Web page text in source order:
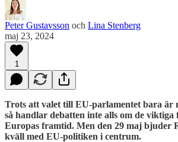
Peter Gustavsson och Lina Stenberg
maj 23, 2024
1
Trots att valet till EU-parlamentet bara är
så handlar debatten inte alls om de viktiga
Europas framtid. Men den 29 maj bjuder
kväll med EU-politiken i centrum.